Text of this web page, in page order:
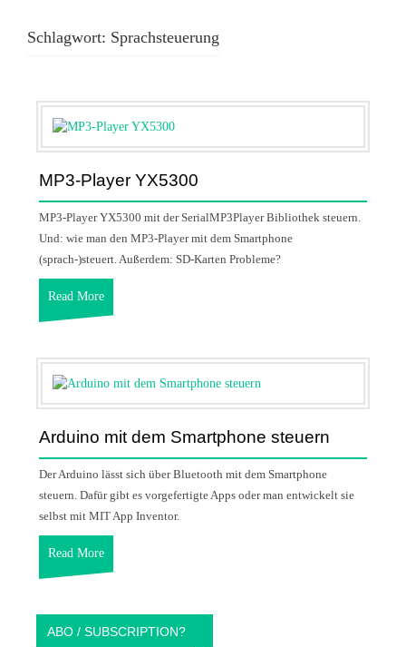
Schlagwort: Sprachsteuerung
MP3-Player YX5300
MP3-Player YX5300 mit der SerialMP3Player Bibliothek steuern.
Und: wie man den MP3-Player mit dem Smartphone
(sprach-)steuert. Außerdem: SD-Karten Probleme?
Read More
Arduino mit dem Smartphone steuern
Der Arduino lässt sich über Bluetooth mit dem Smartphone
steuern. Dafür gibt es vorgefertigte Apps oder man entwickelt sie
selbst mit MIT App Inventor.
Read More
ABO / SUBSCRIPTION?